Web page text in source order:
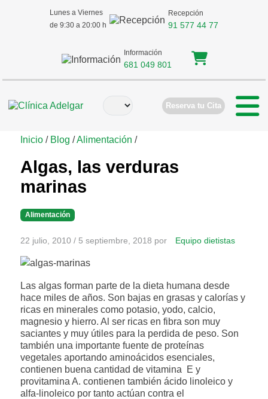
Lunes a Viernes
de 9:30 a 20:00 h
Recepción
91 577 44 77
Información
681 049 801
Reserva tu Cita
Inicio / Blog /Alimentación /
Algas, las verduras
marinas
Alimentación
22 julio, 2010 / 5 septiembre, 2018 por Equipo dietistas
Las algas forman parte de la dieta humana desde
hace miles de años. Son bajas en grasas y calorías y
ricas en minerales como potasio, yodo, calcio,
magnesio y hierro. Al ser ricas en fibra son muy
saciantes y muy útiles para la perdida de peso. Son
también una importante fuente de proteínas
vegetales aportando aminoácidos esenciales,
contienen buena cantidad de vitamina E y
provitamina A. contienen también ácido linoleico y
alfa-linoleico por tanto actúan contra el